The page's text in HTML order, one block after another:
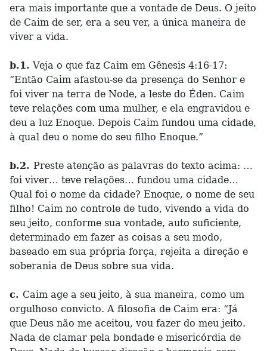
era mais importante que a vontade de Deus. O jeito
de Caim de ser, era a seu ver, a única maneira de
viver a vida.
b.1. Veja o que faz Caim em Gênesis 4:16-17:
“Então Caim afastou-se da presença do Senhor e
foi viver na terra de Node, a leste do Éden. Caim
teve relações com uma mulher, e ela engravidou e
deu a luz Enoque. Depois Caim fundou uma cidade,
à qual deu o nome do seu filho Enoque.”
b.2. Preste atenção as palavras do texto acima: …
foi viver… teve relações… fundou uma cidade…
Qual foi o nome da cidade? Enoque, o nome de seu
filho! Caim no controle de tudo, vivendo a vida do
seu jeito, conforme sua vontade, auto suficiente,
determinado em fazer as coisas a seu modo,
baseado em sua própria força, rejeita a direção e
soberania de Deus sobre sua vida.
c. Caim age a seu jeito, à sua maneira, como um
orgulhoso convicto. A filosofia de Caim era: “Já
que Deus não me aceitou, vou fazer do meu jeito.
Nada de clamar pela bondade e misericórdia de